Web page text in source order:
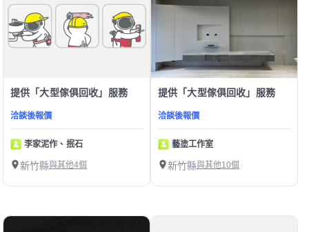
提供「大型傢俱回收」服務
洽談後報價
李家泥作、抿石
新竹縣與其他4個
提供「大型傢俱回收」服務
洽談後報價
藝塗工作室
新竹縣與其他10個